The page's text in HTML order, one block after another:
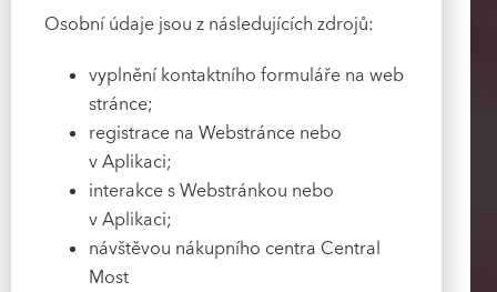
Osobní údaje jsou z následujících zdrojů:
vyplnění kontaktního formuláře na web
stránce;
registrace na Webstránce nebo
v Aplikaci;
interakce s Webstránkou nebo
v Aplikaci;
návštěvou nákupního centra Central
Most